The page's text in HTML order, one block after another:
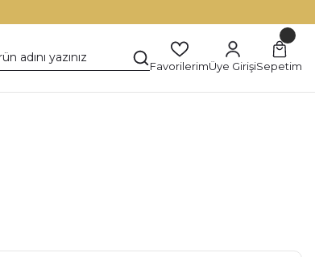
FavorilerimÜye GirişiSepetim